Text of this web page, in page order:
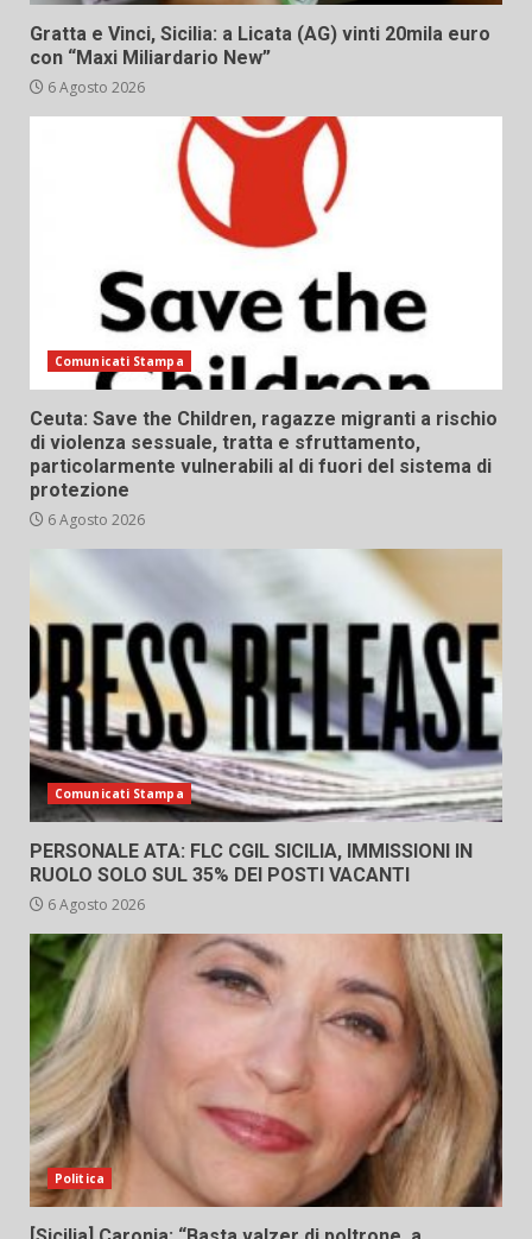
Gratta e Vinci, Sicilia: a Licata (AG) vinti 20mila euro
con “Maxi Miliardario New”
6 Agosto 2026
Comunicati Stampa
Ceuta: Save the Children, ragazze migranti a rischio
di violenza sessuale, tratta e sfruttamento,
particolarmente vulnerabili al di fuori del sistema di
protezione
6 Agosto 2026
Comunicati Stampa
PERSONALE ATA: FLC CGIL SICILIA, IMMISSIONI IN
RUOLO SOLO SUL 35% DEI POSTI VACANTI
6 Agosto 2026
Politica